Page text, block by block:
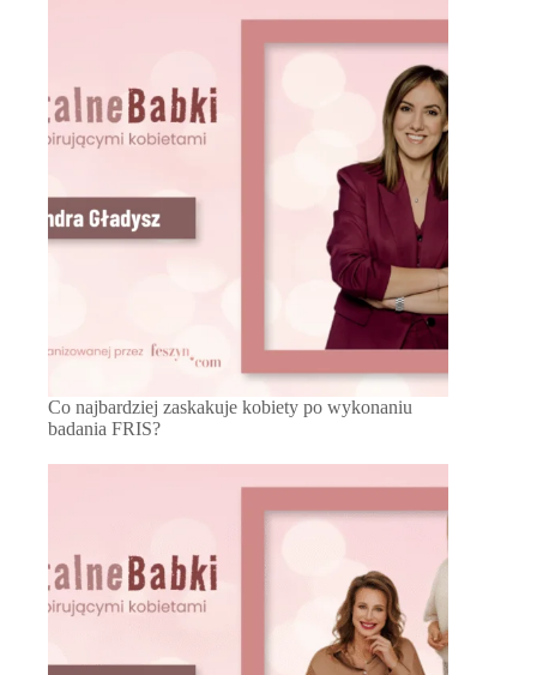
Co najbardziej zaskakuje kobiety po wykonaniu
badania FRIS?